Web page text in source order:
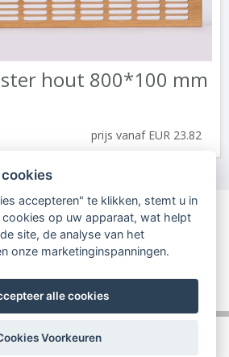
hout 800*100 mm
prijs vanaf EUR 23.82
accepteren" te klikken, stemt u in
op uw apparaat, wat helpt
site, de analyse van het
onze marketinginspanningen.
alle cookies
Voorkeuren